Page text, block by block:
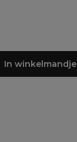
In winkelmandje